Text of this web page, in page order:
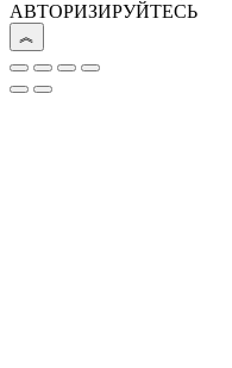
АВТОРИЗИРУЙТЕСЬ